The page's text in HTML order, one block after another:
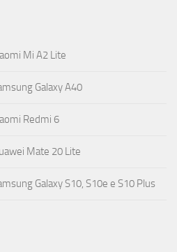
Mi A2 Lite
Galaxy A40
Redmi 6
Mate 20 Lite
Galaxy S10, S10e e S10 Plus